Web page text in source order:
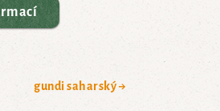
gundi saharský →